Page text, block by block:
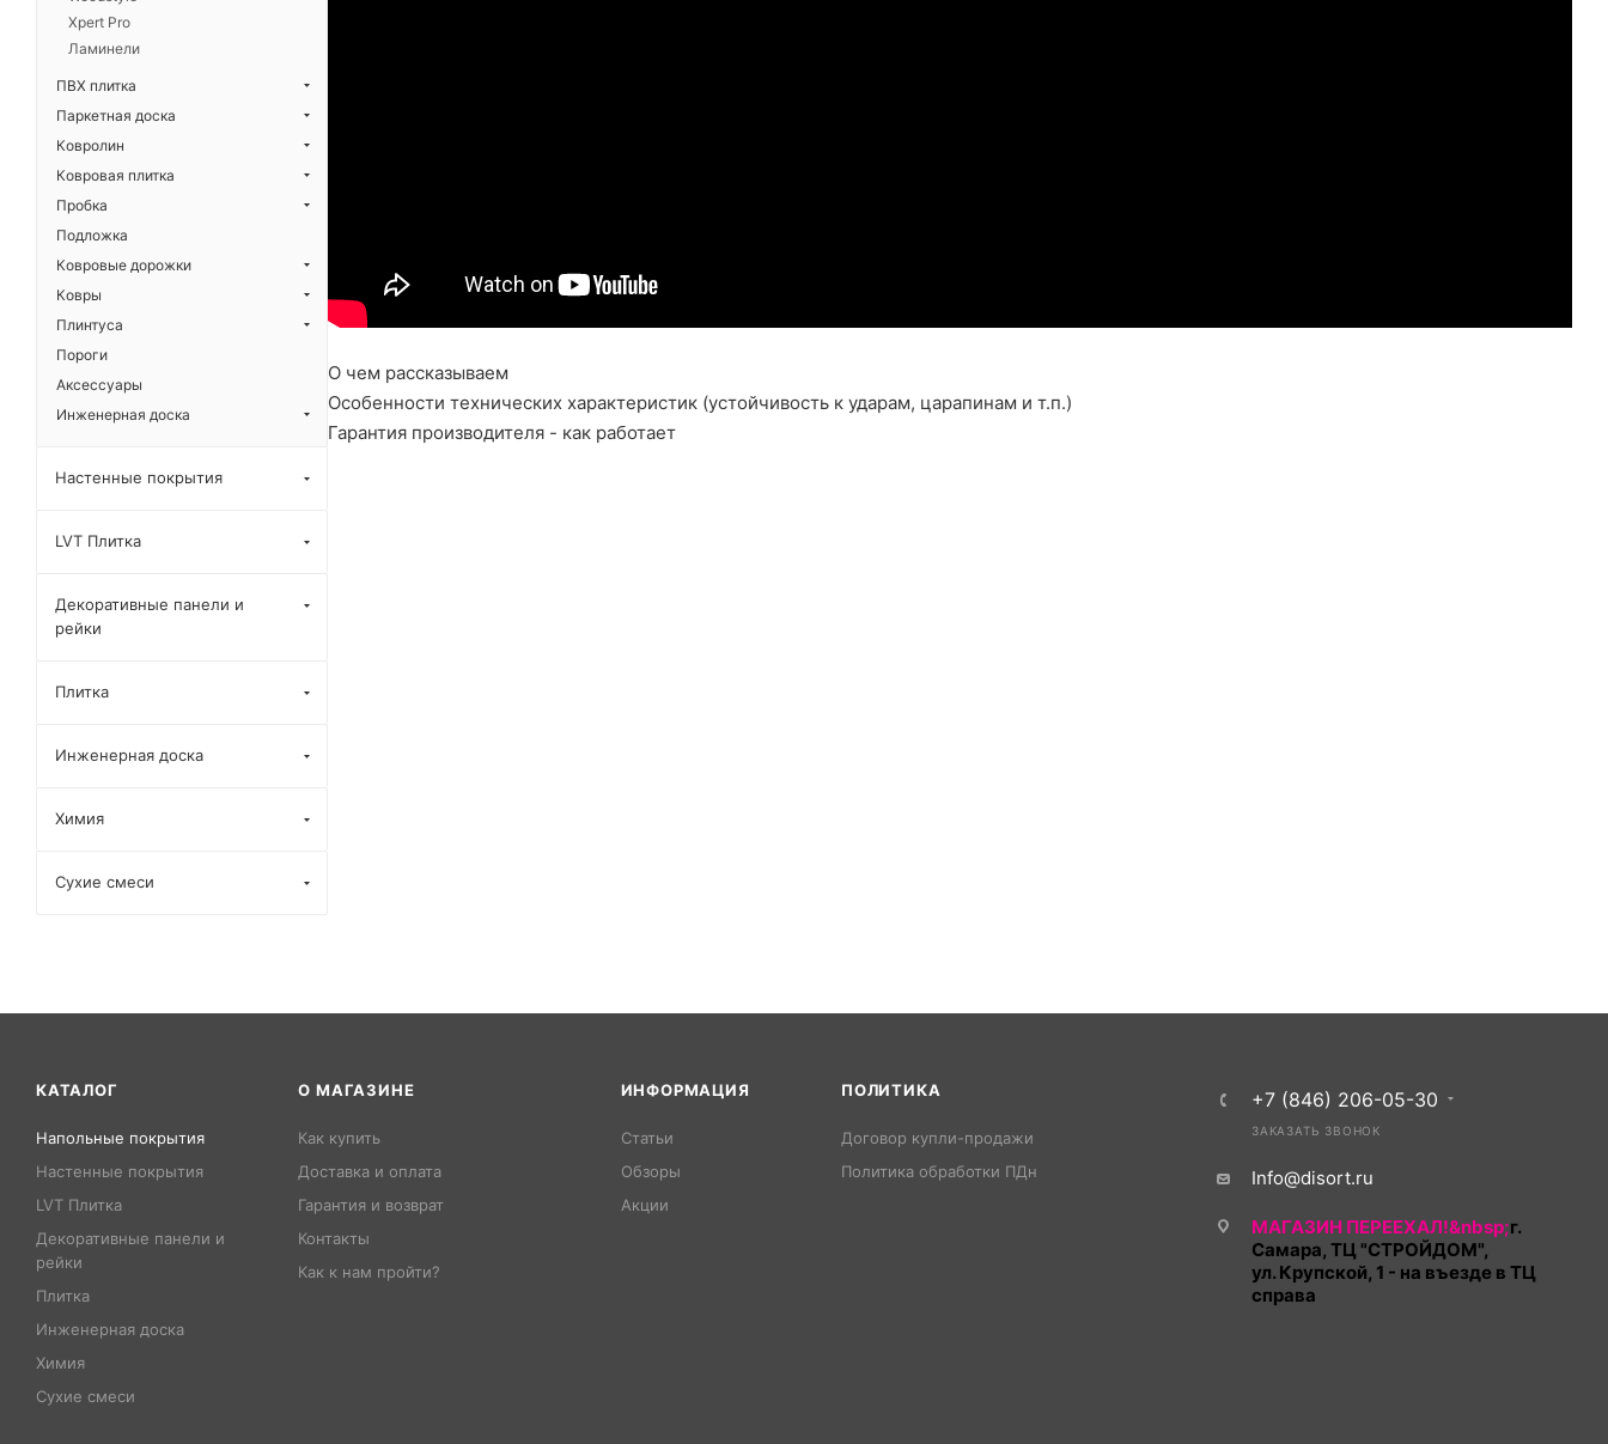
О чем рассказываем
Особенности технических характеристик (устойчивость к ударам, царапинам и т.п.)
Гарантия производителя - как работает
Xpert Pro
Ламинели
ПВХ плитка
Паркетная доска
Ковролин
Ковровая плитка
Пробка
Подложка
Ковровые дорожки
Ковры
Плинтуса
Пороги
Аксессуары
Инженерная доска
Настенные покрытия
LVT Плитка
Декоративные панели и
рейки
Плитка
Инженерная доска
Химия
Сухие смеси
КАТАЛОГ
Напольные покрытия
Настенные покрытия
LVT Плитка
Декоративные панели и
рейки
Плитка
Инженерная доска
Химия
Сухие смеси
О МАГАЗИНЕ
Как купить
Доставка и оплата
Гарантия и возврат
Контакты
Как к нам пройти?
ИНФОРМАЦИЯ
Статьи
Обзоры
Акции
ПОЛИТИКА
Договор купли-продажи
Политика обработки ПДн
+7 (846) 206-05-30
ЗАКАЗАТЬ ЗВОНОК
Info@disort.ru
МАГАЗИН ПЕРЕЕХАЛ!&nbsp;г.
Самара, ТЦ "СТРОЙДОМ",
ул. Крупской, 1 - на въезде в ТЦ
справа